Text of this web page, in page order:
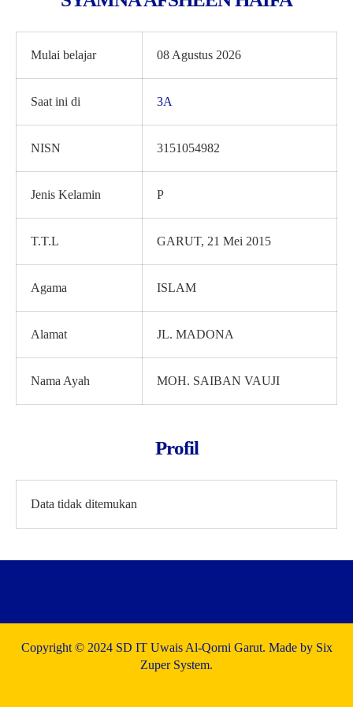
Mulai belajar 08 Agustus 2026
Saat ini di 3A
NISN 3151054982
Jenis Kelamin P
T.T.L GARUT, 21 Mei 2015
Agama ISLAM
Alamat JL. MADONA
Nama Ayah MOH. SAIBAN VAUJI
Profil
Data tidak ditemukan
Copyright © 2024 SD IT Uwais Al-Qorni Garut. Made by Six
Zuper System.